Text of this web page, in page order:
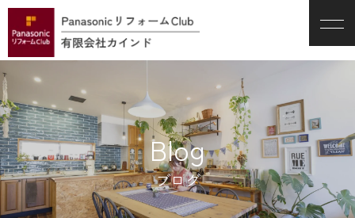
Blog
ブログ